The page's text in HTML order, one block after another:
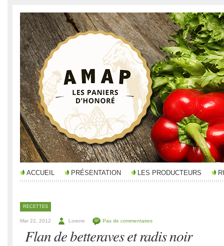
ACCUEIL PRÉSENTATION LES PRODUCTEURS
RECETTES
Mar 22, 2012 Lorene Pas de commentaires
Flan de betteraves et radis noir